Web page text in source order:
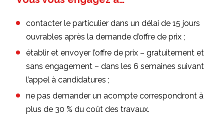
contacter le particulier dans un délai de 15 jours
ouvrables après la demande d’offre de prix ;
établir et envoyer l’offre de prix – gratuitement et
sans engagement – dans les 6 semaines suivant
l’appel à candidatures ;
ne pas demander un acompte correspondront à
plus de 30 % du coût des travaux.